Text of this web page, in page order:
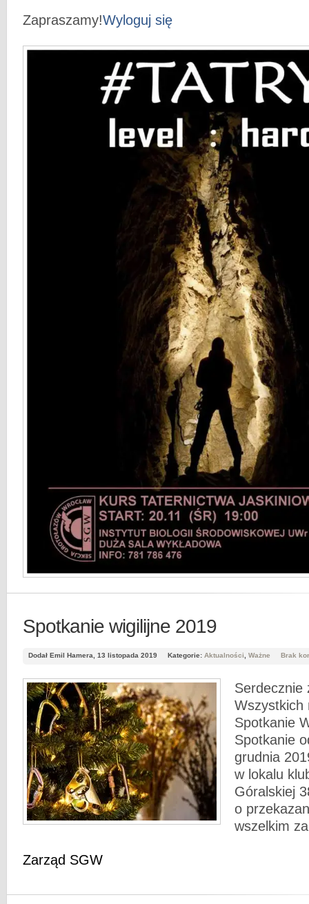
Zapraszamy!Wyloguj się
Spotkanie wigilijne 2019
Dodał Emil Hamera, 13 listopada 2019 Kategorie: Aktualności Ważne Brak
Serdecznie
Wszystkich
Spotkanie
Spotkanie
grudnia
w lokalu
Góralskiej
o
wszelkim
Zarząd SGW